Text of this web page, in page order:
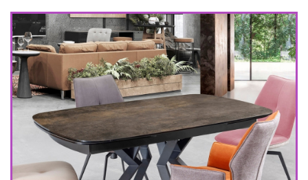
décoration